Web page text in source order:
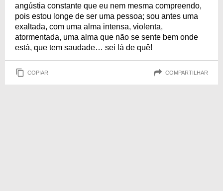
angústia constante que eu nem mesma compreendo,
pois estou longe de ser uma pessoa; sou antes uma
exaltada, com uma alma intensa, violenta,
atormentada, uma alma que não se sente bem onde
está, que tem saudade… sei lá de quê!
COPIAR COMPARTILHAR